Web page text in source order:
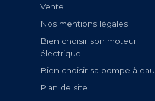
Vente
Nos mentions légales
Bien choisir son moteur
électrique
Bien choisir sa pompe à eau
Plan de site